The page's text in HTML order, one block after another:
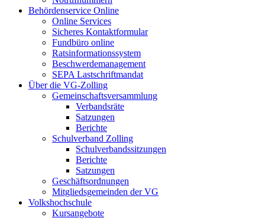
Behördenservice Online
Online Services
Sicheres Kontaktformular
Fundbüro online
Ratsinformationssystem
Beschwerdemanagement
SEPA Lastschriftmandat
Über die VG-Zolling
Gemeinschaftsversammlung
Verbandsräte
Satzungen
Berichte
Schulverband Zolling
Schulverbandssitzungen
Berichte
Satzungen
Geschäftsordnungen
Mitgliedsgemeinden der VG
Volkshochschule
Kursangebote